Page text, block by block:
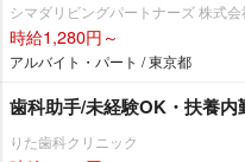
シマダリビングパートナーズ 株式
時給1,280円～
アルバイト・パート / 東京都
歯科助手/未経験OK・扶養内
りた歯科クリニック